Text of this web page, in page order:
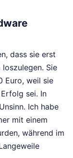
dass sie erst
Sie
Euro, weil sie
sei. In
Ich habe
mit einem
während im